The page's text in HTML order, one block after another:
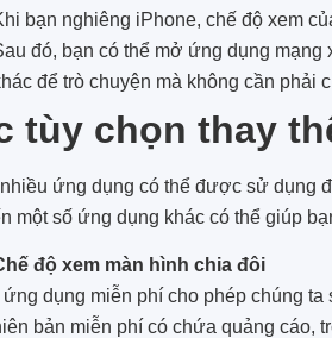
bạn nghiêng iPhone, chế độ xem
đó, bạn có thể mở ứng dụng mạng
để trò chuyện mà không cần phải
tùy chọn thay
ứng dụng có thể được sử dụng
một số ứng dụng khác có thể giúp
độ xem màn hình chia đôi
dụng miễn phí cho phép chúng
bản miễn phí có chứa quảng cáo,